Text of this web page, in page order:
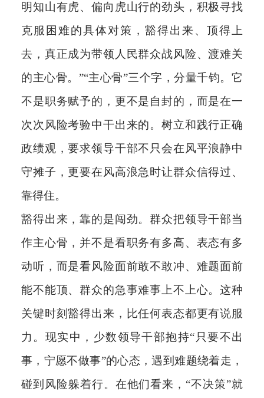
明知山有虎、偏向虎山行的劲头，积极寻找
克服困难的具体对策，豁得出来、顶得上
去，真正成为带领人民群众战风险、渡难关
的主心骨。”“主心骨”三个字，分量千钧。它
不是职务赋予的，更不是自封的，而是在一
次次风险考验中干出来的。树立和践行正确
政绩观，要求领导干部不只会在风平浪静中
守摊子，更要在风高浪急时让群众信得过、
靠得住。
豁得出来，靠的是闯劲。群众把领导干部当
作主心骨，并不是看职务有多高、表态有多
动听，而是看风险面前敢不敢冲、难题面前
能不能顶、群众的急事难事上不上心。这种
关键时刻豁得出来，比任何表态都更有说服
力。现实中，少数领导干部抱持“只要不出
事，宁愿不做事”的心态，遇到难题绕着走，
碰到风险躲着行。在他们看来，“不决策”就